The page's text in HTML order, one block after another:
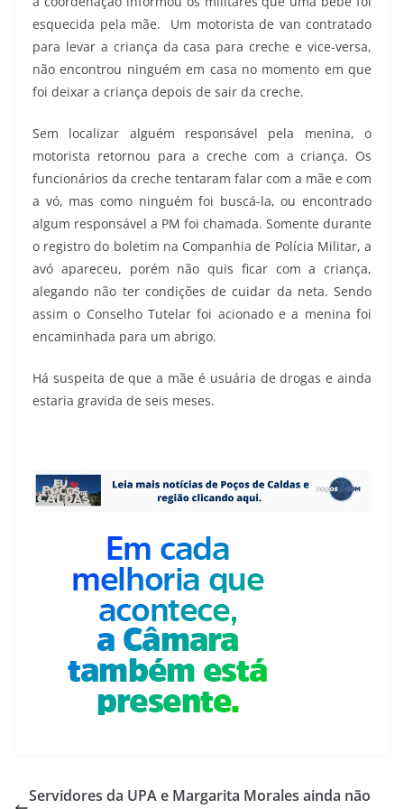
esquecida pela mãe. Um motorista de van contratado
para levar a criança da casa para creche e vice-versa,
não encontrou ninguém em casa no momento em que
foi deixar a criança depois de sair da creche.
Sem localizar alguém responsável pela menina, o
motorista retornou para a creche com a criança. Os
funcionários da creche tentaram falar com a mãe e com
a vó, mas como ninguém foi buscá-la, ou encontrado
algum responsável a PM foi chamada. Somente durante
o registro do boletim na Companhia de Polícia Militar, a
avó apareceu, porém não quis ficar com a criança,
alegando não ter condições de cuidar da neta. Sendo
assim o Conselho Tutelar foi acionado e a menina foi
encaminhada para um abrigo.
Há suspeita de que a mãe é usuária de drogas e ainda
estaria gravida de seis meses.
Servidores da UPA e Margarita Morales ainda não